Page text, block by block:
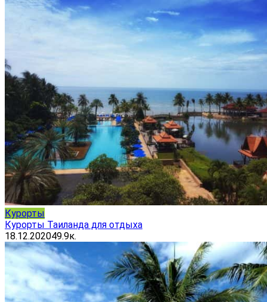
Курорты
Курорты Таиланда для отдыха
18.12.202049.9к.